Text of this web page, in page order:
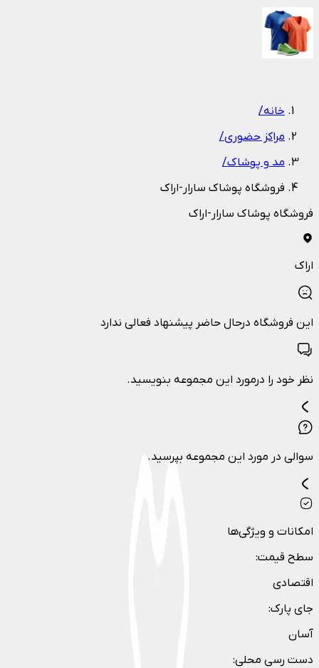
خانه/
مراکز حضوری/
مد و پوشاک/
فروشگاه پوشاک سارار-اراک
فروشگاه پوشاک سارار-اراک
اراک
این فروشگاه درحال حاضر پیشنهاد فعالی ندارد
نظر خود را درمورد این مجموعه بنویسید.
سوالی در مورد این مجموعه بپرسید.
امکانات و ویژگی‌ها
سطح قیمت:
اقتصادی
جای پارک:
آسان
دست رسی محلی: